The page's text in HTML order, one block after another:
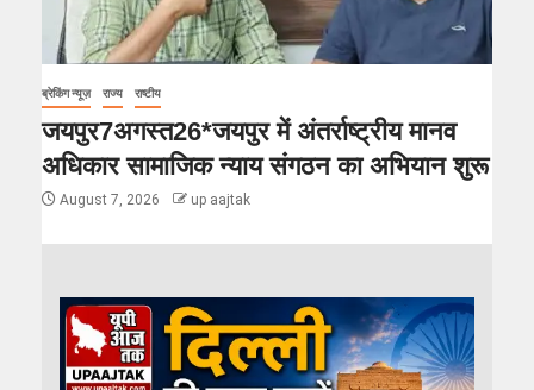
ब्रेकिंग न्यूज़ राज्य राष्टीय
जयपुर7अगस्त26*जयपुर में अंतर्राष्ट्रीय मानव
अधिकार सामाजिक न्याय संगठन का अभियान शुरू
August 7, 2026 up aajtak